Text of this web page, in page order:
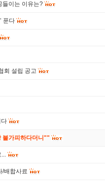
들이는 이유는?
푼다
회 설립 공고
다
불가피하다더니""
...
/배합사료